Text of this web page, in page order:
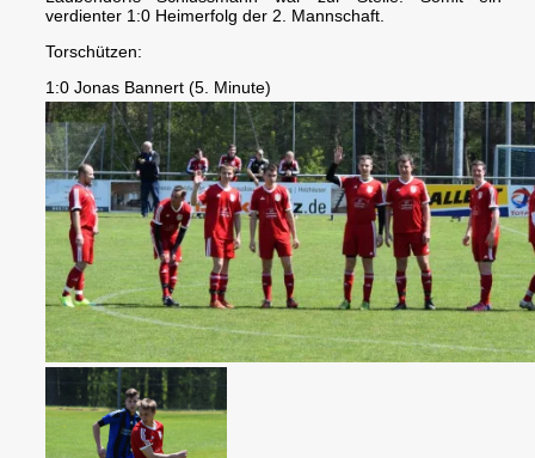
verdienter 1:0 Heimerfolg der 2. Mannschaft.
Torschützen:
1:0 Jonas Bannert (5. Minute)